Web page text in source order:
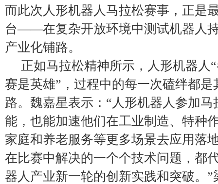
而此次人形机器人马拉松赛事，正是
台——在复杂开放环境中测试机器人
产业化铺路。
正如马拉松精神所示，人形机器人
赛是英雄”，过程中的每一次磕绊都
路。魏嘉星表示：“人形机器人参加
能，也能加速他们在工业制造、特种
家庭和养老服务等更多场景去应用落
在比赛中解决的一个个技术问题，都
器人产业新一轮的创新实践和突破。”